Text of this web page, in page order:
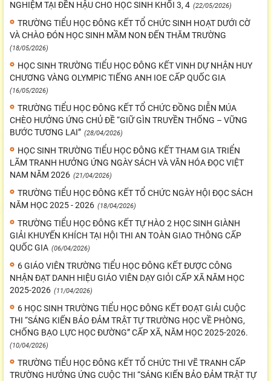
NGHIỆM TẠI ĐỀN HẬU CHO HỌC SINH KHỐI 3, 4 (22/05/2026)
TRƯỜNG TIỂU HỌC ĐÔNG KẾT TỔ CHỨC SINH HOẠT DƯỚI CỜ
VÀ CHÀO ĐÓN HỌC SINH MẦM NON ĐẾN THĂM TRƯỜNG
(18/05/2026)
HỌC SINH TRƯỜNG TIỂU HỌC ĐÔNG KẾT VINH DỰ NHẬN HUY
CHƯƠNG VÀNG OLYMPIC TIẾNG ANH IOE CẤP QUỐC GIA
(16/05/2026)
TRƯỜNG TIỂU HỌC ĐÔNG KẾT TỔ CHỨC ĐỒNG DIỄN MÚA
CHÈO HƯỞNG ỨNG CHỦ ĐỀ “GIỮ GÌN TRUYỀN THỐNG – VỮNG
BƯỚC TƯƠNG LAI” (28/04/2026)
HỌC SINH TRƯỜNG TIỂU HỌC ĐÔNG KẾT THAM GIA TRIỂN
LÃM TRANH HƯỞNG ỨNG NGÀY SÁCH VÀ VĂN HÓA ĐỌC VIỆT
NAM NĂM 2026 (21/04/2026)
TRƯỜNG TIỂU HỌC ĐÔNG KẾT TỔ CHỨC NGÀY HỘI ĐỌC SÁCH
NĂM HỌC 2025 - 2026 (18/04/2026)
TRƯỜNG TIỂU HỌC ĐÔNG KẾT TỰ HÀO 2 HỌC SINH GIÀNH
GIẢI KHUYẾN KHÍCH TẠI HỘI THI AN TOÀN GIAO THÔNG CẤP
QUỐC GIA (06/04/2026)
6 GIÁO VIÊN TRƯỜNG TIỂU HỌC ĐÔNG KẾT ĐƯỢC CÔNG
NHẬN ĐẠT DANH HIỆU GIÁO VIÊN DẠY GIỎI CẤP XÃ NĂM HỌC
2025-2026 (11/04/2026)
6 HỌC SINH TRƯỜNG TIỂU HỌC ĐÔNG KẾT ĐOẠT GIẢI CUỘC
THI “SÁNG KIẾN BẢO ĐẢM TRẬT TỰ TRƯỜNG HỌC VỀ PHÒNG,
CHỐNG BẠO LỰC HỌC ĐƯỜNG” CẤP XÃ, NĂM HỌC 2025-2026.
(10/04/2026)
TRƯỜNG TIỂU HỌC ĐÔNG KẾT TỔ CHỨC THI VẼ TRANH CẤP
TRƯỜNG HƯỞNG ỨNG CUỘC THI “SÁNG KIẾN BẢO ĐẢM TRẬT TỰ